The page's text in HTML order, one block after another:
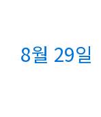
8월 29일